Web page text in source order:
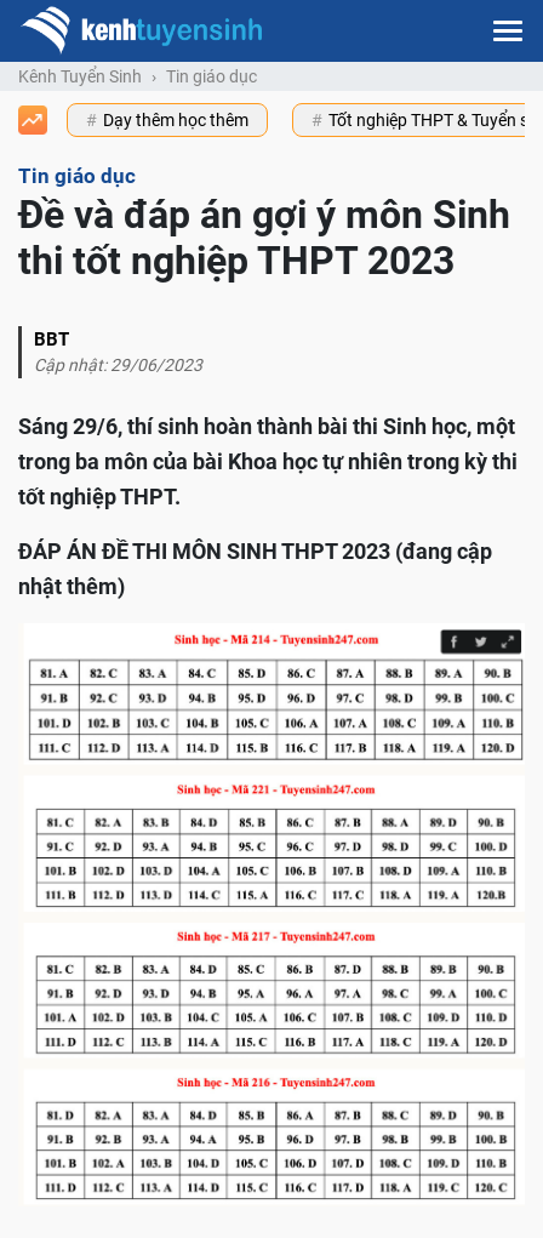
Kênh Tuyển Sinh Tin giáo dục
Dạy thêm học thêm Tốt nghiệp THPT & Tuyển
Tin giáo dục
Đề và đáp án gợi ý môn Sinh
thi tốt nghiệp THPT 2023
BBT
Cập nhật: 29/06/2023
Sáng 29/6, thí sinh hoàn thành bài thi Sinh học, một
trong ba môn của bài Khoa học tự nhiên trong kỳ thi
tốt nghiệp THPT.
ĐÁP ÁN ĐỀ THI MÔN SINH THPT 2023 (đang cập
nhật thêm)